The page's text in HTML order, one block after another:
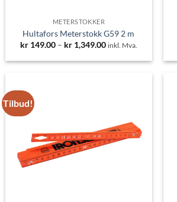
METERSTOKKER
Hultafors Meterstokk G59 2 m
kr149.00 – kr1,349.00Prisområde:
til
inkl. Mva.
Tilbud!